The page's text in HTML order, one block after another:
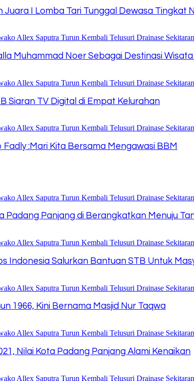
Juara I Lomba Tari Tunggal Dewasa Tingkat
Muhammad Noer Sebagai Destinasi
Siaran TV Digital di Empat Kelurahan
Fadly :Mari Kita Bersama Mengawasi BBM
Padang Panjang di Berangkatkan Menuju
Indonesia Salurkan Bantuan STB Untuk
1966, Kini Bernama Masjid Nur Taqwa
Nilai Kota Padang Panjang Alami Kenaikan